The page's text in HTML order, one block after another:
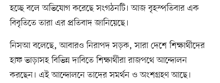
হচ্ছে বলে অভিযোগ করেছে সংগঠনটি। আজ বৃহস্পতিবার এক
বিবৃতিতে তারা এর প্রতিবাদ জানিয়েছে।
নিসআ বলেছে, আবারও নিরাপদ সড়ক, সারা দেশে শিক্ষার্থীদের
হাফ ভাড়াসহ বিভিন্ন দাবিতে শিক্ষার্থীরা রাজপথে আন্দোলন
করছেন। এই আন্দোলনে তাদের সমর্থন ও অংশগ্রহণ আছে।